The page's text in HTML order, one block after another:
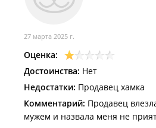
27 марта 2025 г.
Оценка:
Достоинства: Нет
Недостатки: Продавец хамка
Комментарий: Продавец
мужем и назвала меня не